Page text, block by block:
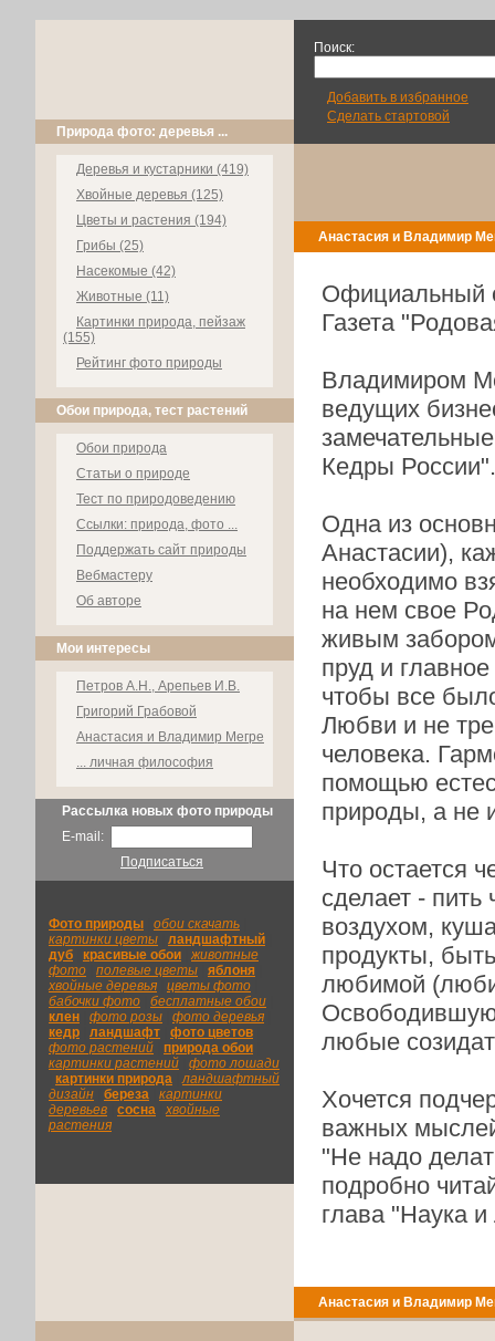
Природа фото: деревья ...
Деревья и кустарники (419)
Хвойные деревья (125)
Цветы и растения (194)
Грибы (25)
Насекомые (42)
Животные (11)
Картинки природа, пейзаж
(155)
Рейтинг фото природы
Обои природа, тест растений
Обои природа
Статьи о природе
Тест по природоведению
Ссылки: природа, фото ...
Поддержать сайт природы
Вебмастеру
Об авторе
Мои интересы
Петров А.Н., Арепьев И.В.
Григорий Грабовой
Анастасия и Владимир Мегре
... личная философия
Рассылка новых фото природы
E-mail:
Подписаться
Фото природы обои скачать
картинки цветы
ландшафтный
дуб
красивые обои
животные
фото
полевые цветы яблоня
хвойные деревья
цветы фото
бабочки фото
бесплатные обои
клен
фото розы фото деревья
кедр
ландшафт фото цветов
фото растений
природа обои
картинки растений
фото лошади
картинки природа |ландшафтный
дизайн
береза
картинки
деревьев
сосна
хвойные
растения
Поиск:
Добавить в избранное
Сделать стартовой
Анастасия и Владимир
Официальный
Газета
Владимиром
ведущих
Кедры России".
Одна из
Анастасии),
необходимо
на нем свое
живым
пруд и
чтобы все
Любви и не
человека.
помощью
природы, а не
Что остается
сделает -
воздухом,
продукты,
любимой
любые
Хочется
важных
"Не надо
подробно
глава "Наука
Анастасия и Владимир